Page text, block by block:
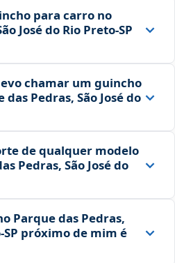
para carro no
José do Rio Preto‑SP
chamar um guincho
Pedras, São José do
de qualquer modelo
Pedras, São José do
Parque das Pedras,
próximo de mim é